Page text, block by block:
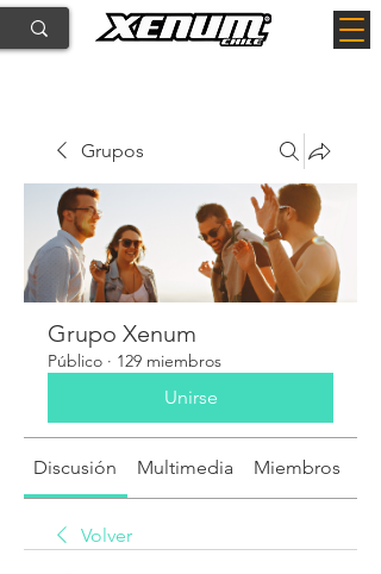
Grupos
Grupo Xenum
Público · 129 miembros
Unirse
Discusión Multimedia Miembros
Volver